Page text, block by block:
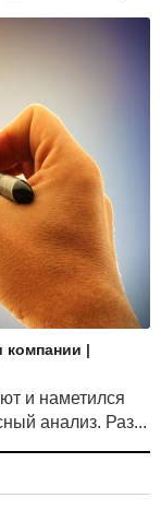
компании |
и наметился
анализ. Раз...